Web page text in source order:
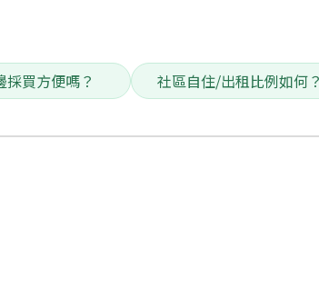
採買方便嗎？ 社區自住/出租比例如何？